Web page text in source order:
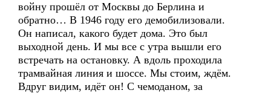
войну прошёл от Москвы до Берлина и
обратно… В 1946 году его демобилизовали.
Он написал, какого будет дома. Это был
выходной день. И мы все с утра вышли его
встречать на остановку. А вдоль проходила
трамвайная линия и шоссе. Мы стоим, ждём.
Вдруг видим, идёт он! С чемоданом, за